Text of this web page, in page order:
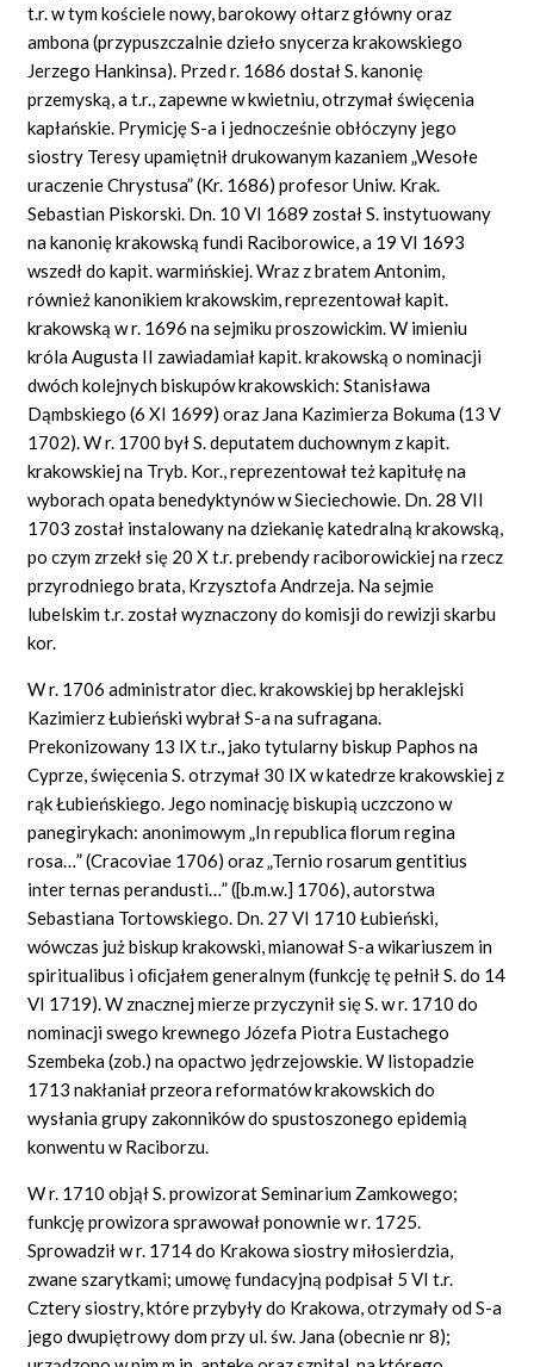
t.r. w tym kościele nowy, barokowy ołtarz główny oraz
ambona (przypuszczalnie dzieło snycerza krakowskiego
Jerzego Hankinsa). Przed r. 1686 dostał S. kanonię
przemyską, a t.r., zapewne w kwietniu, otrzymał święcenia
kapłańskie. Prymicję S-a i jednocześnie obłóczyny jego
siostry Teresy upamiętnił drukowanym kazaniem „Wesołe
uraczenie Chrystusa” (Kr. 1686) profesor Uniw. Krak.
Sebastian Piskorski. Dn. 10 VI 1689 został S. instytuowany
na kanonię krakowską fundi Raciborowice, a 19 VI 1693
wszedł do kapit. warmińskiej. Wraz z bratem Antonim,
również kanonikiem krakowskim, reprezentował kapit.
krakowską w r. 1696 na sejmiku proszowickim. W imieniu
króla Augusta II zawiadamiał kapit. krakowską o nominacji
dwóch kolejnych biskupów krakowskich: Stanisława
Dąmbskiego (6 XI 1699) oraz Jana Kazimierza Bokuma (13 V
1702). W r. 1700 był S. deputatem duchownym z kapit.
krakowskiej na Tryb. Kor., reprezentował też kapitułę na
wyborach opata benedyktynów w Sieciechowie. Dn. 28 VII
1703 został instalowany na dziekanię katedralną krakowską,
po czym zrzekł się 20 X t.r. prebendy raciborowickiej na rzecz
przyrodniego brata, Krzysztofa Andrzeja. Na sejmie
lubelskim t.r. został wyznaczony do komisji do rewizji skarbu
kor.
W r. 1706 administrator diec. krakowskiej bp heraklejski
Kazimierz Łubieński wybrał S-a na sufragana.
Prekonizowany 13 IX t.r., jako tytularny biskup Paphos na
Cyprze, święcenia S. otrzymał 30 IX w katedrze krakowskiej z
rąk Łubieńskiego. Jego nominację biskupią uczczono w
panegirykach: anonimowym „In republica ﬂorum regina
rosa…” (Cracoviae 1706) oraz „Ternio rosarum gentitius
inter ternas perandusti…” ([b.m.w.] 1706), autorstwa
Sebastiana Tortowskiego. Dn. 27 VI 1710 Łubieński,
wówczas już biskup krakowski, mianował S-a wikariuszem in
spiritualibus i oﬁcjałem generalnym (funkcję tę pełnił S. do 14
VI 1719). W znacznej mierze przyczynił się S. w r. 1710 do
nominacji swego krewnego Józefa Piotra Eustachego
Szembeka (zob.) na opactwo jędrzejowskie. W listopadzie
1713 nakłaniał przeora reformatów krakowskich do
wysłania grupy zakonników do spustoszonego epidemią
konwentu w Raciborzu.
W r. 1710 objął S. prowizorat Seminarium Zamkowego;
funkcję prowizora sprawował ponownie w r. 1725.
Sprowadził w r. 1714 do Krakowa siostry miłosierdzia,
zwane szarytkami; umowę fundacyjną podpisał 5 VI t.r.
Cztery siostry, które przybyły do Krakowa, otrzymały od S-a
jego dwupiętrowy dom przy ul. św. Jana (obecnie nr 8);